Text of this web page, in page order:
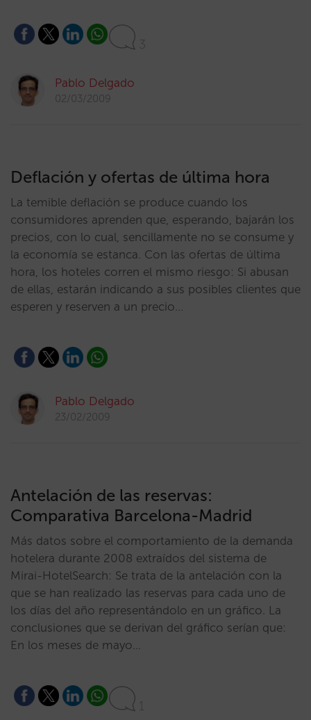
3
Pablo Delgado
02/03/2009
Deflación y ofertas de última hora
La temible deflación se produce cuando los
consumidores aprenden que, esperando, bajarán los
precios, con lo cual, sencillamente no se consume y
la economía se estanca. Con las ofertas de última
hora, los hoteles corren el mismo riesgo: Si abusan
de ellas, estarán indicando a sus posibles clientes que
esperen y reserven a un precio…
Pablo Delgado
23/02/2009
Antelación de las reservas:
Comparativa Barcelona-Madrid
Más datos sobre el comportamiento de la demanda
hotelera durante 2008 extraídos del sistema de
Mirai-HotelSearch: Se trata de la antelación con la
que se han realizado las reservas para cada uno de
los días del año representándolo en un gráfico. La
conclusiones que se derivan del gráfico serían que:
En los meses de mayo…
1